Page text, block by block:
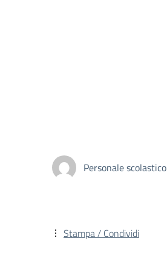
Personale scolastico
Stampa / Condividi